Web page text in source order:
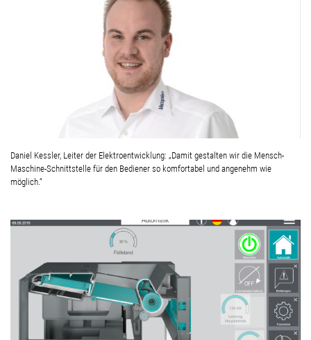
Daniel Kessler, Leiter der Elektroentwicklung: „Damit gestalten wir die Mensch-
Maschine-Schnittstelle für den Bediener so komfortabel und angenehm wie
möglich.“